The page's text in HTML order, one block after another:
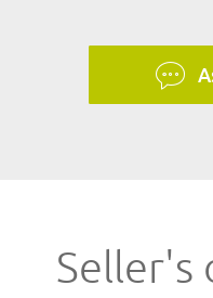
Seller's